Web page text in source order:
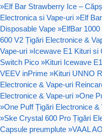
»Elf Bar Strawberry Ice –
Electronica si Vape-uri »Elf
Disposable Vape »ElfBar
600 V2 Țigări Electronice &
Vape-uri »Icewave E1 Kituri si
Switch Pico »Kituri Icewave
VEEV inPrime »Kituri UNNO
Electronice & Vape-uri
Electronice & Vape-uri »One
»One Puff Țigări Electronice &
»Ske Crystal 600 Pro Țigări
Capsule preumplute »VAAL